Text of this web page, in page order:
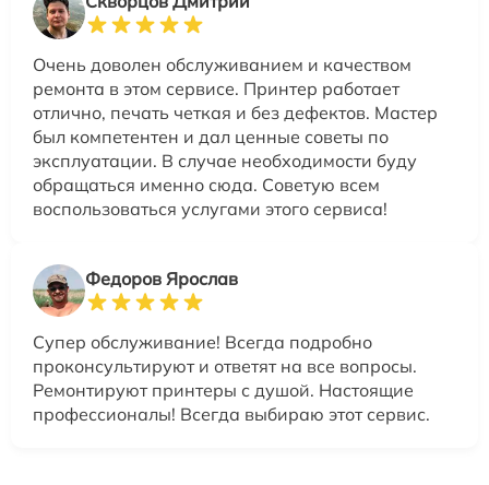
Очень доволен обслуживанием и качеством
ремонта в этом сервисе. Принтер работает
отлично, печать четкая и без дефектов. Мастер
был компетентен и дал ценные советы по
эксплуатации. В случае необходимости буду
обращаться именно сюда. Советую всем
воспользоваться услугами этого сервиса!
Федоров Ярослав
Супер обслуживание! Всегда подробно
проконсультируют и ответят на все вопросы.
Ремонтируют принтеры с душой. Настоящие
профессионалы! Всегда выбираю этот сервис.